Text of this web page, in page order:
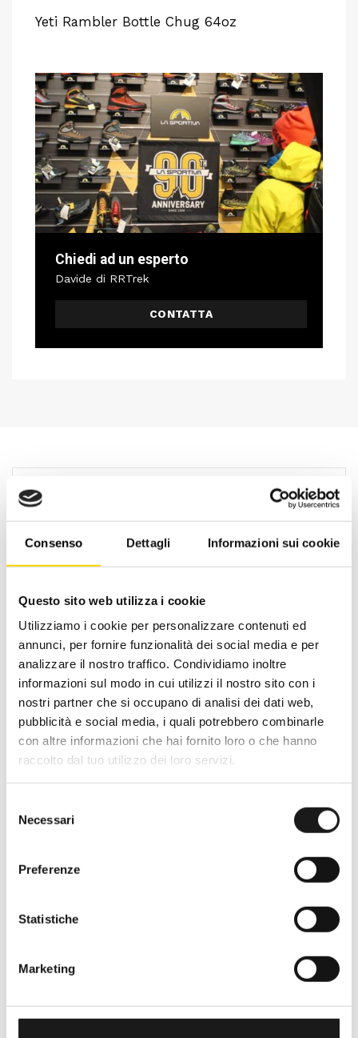
Consenso Dettagli Informazioni sui cookie
Questo sito web utilizza i cookie
Utilizziamo i cookie per personalizzare contenuti ed
annunci, per fornire funzionalità dei social media e per
analizzare il nostro traffico. Condividiamo inoltre
informazioni sul modo in cui utilizzi il nostro sito con i
nostri partner che si occupano di analisi dei dati web,
pubblicità e social media, i quali potrebbero combinarle
con altre informazioni che hai fornito loro o che hanno
raccolto dal tuo utilizzo dei loro servizi.
delNecessari
Preferenze
Statistiche
Marketing
Chiedi ad un esperto
Davide di RRTrek
CONTATTA
Yeti Rambler Bottle Chug 64oz
Oltre 30 anni di esperienza
Nato nel 1990 con il nome di Rifugio
Roma, RRTrek è il punto di riferimento
per amanti dell’outdoor a Roma e nel
Lazio. Da sempre soddisfiamo i nostri
gratificante.